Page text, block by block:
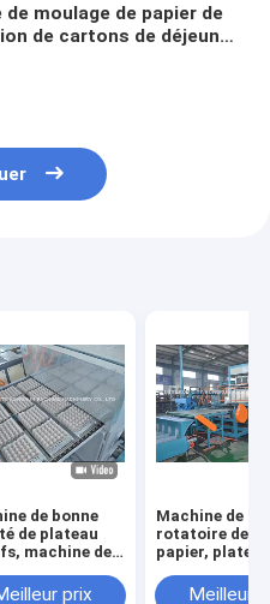
de moulage de papier de
de cartons de déjeuner
de bonne
de plateau
machine de
de plateau
prix
Machine de
rotatoire de
papier,
faisant la
Meilleur